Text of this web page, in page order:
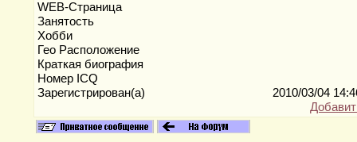
WEB-Страница
Занятость
Хобби
Гео Расположение
Краткая биография
Номер ICQ
Зарегистрирован(а)
2010/03/04